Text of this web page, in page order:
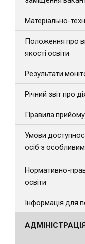
Матеріально-
Положення про
якості освіти
Результати
Річний звіт про
Правила
Умови
осіб з
Нормативно-
освіти
Інформація для
АДМІНІСТРАЦІЯ